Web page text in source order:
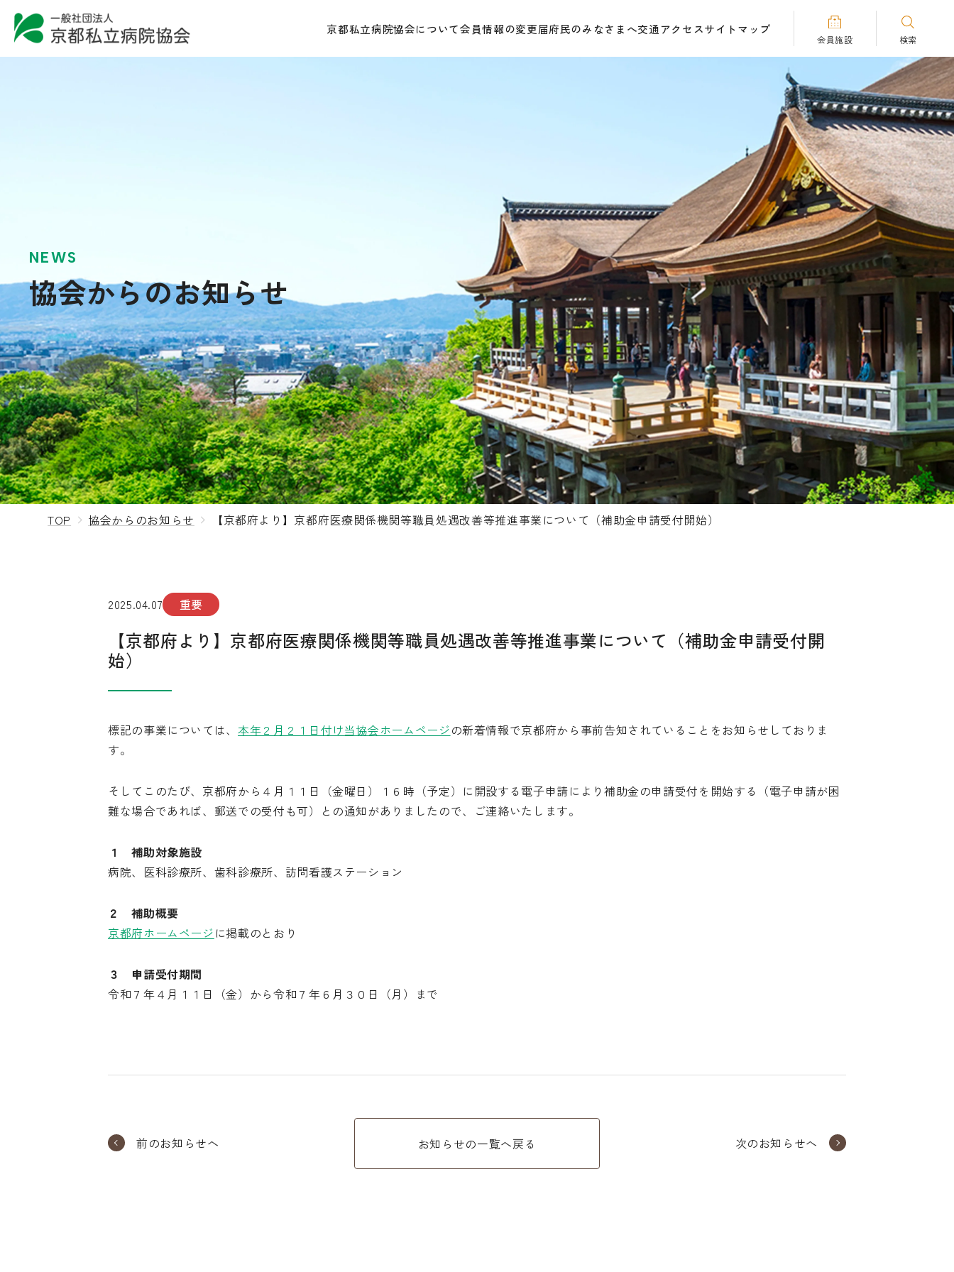
京都私立病院協会について会員情報の変更届府民のみなさまへ交通アクセスサイトマップ
会員施設 検索
NEWS
協会からのお知らせ
TOP 協会からのお知らせ 【京都府より】京都府医療関係機関等職員処遇改善等推進事業について（補助金申請受付開始）
2025.04.07 重要
【京都府より】京都府医療関係機関等職員処遇改善等推進事業について（補助金申請受付開
始）
標記の事業については、本年２月２１日付け当協会ホームページの新着情報で京都府から事前告知されていることをお知らせしておりま
す。
そしてこのたび、京都府から４月１１日（金曜日）１６時（予定）に開設する電子申請により補助金の申請受付を開始する（電子申請が困
難な場合であれば、郵送での受付も可）との通知がありましたので、ご連絡いたします。
１ 補助対象施設
病院、医科診療所、歯科診療所、訪問看護ステーション
２ 補助概要
京都府ホームページ に掲載のとおり
３ 申請受付期間
令和７年４月１１日（金）から令和７年６月３０日（月）まで
前のお知らせへ お知らせの一覧へ戻る 次のお知らせへ